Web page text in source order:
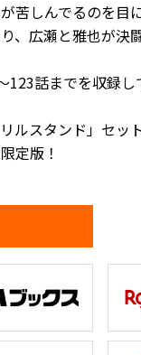
苦しんでるのを目
、広瀬と雅也が決
123話までを収録し
ルスタンド」セッ
定版！